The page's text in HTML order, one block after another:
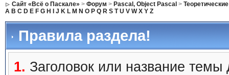
Сайт «Всё о Паскале» > Форум > Pascal, Object Pascal >
A B C D E F G H J K L M N O P Q R S T U V W X Y Z
Правила раздела!
1. Заголовок или название